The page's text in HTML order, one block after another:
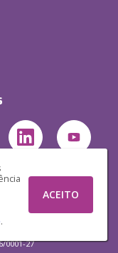
.
ACEITO
0001-27